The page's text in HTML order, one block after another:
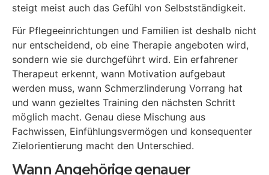
steigt meist auch das Gefühl von Selbstständigkeit.
Für Pflegeeinrichtungen und Familien ist deshalb nicht
nur entscheidend, ob eine Therapie angeboten wird,
sondern wie sie durchgeführt wird. Ein erfahrener
Therapeut erkennt, wann Motivation aufgebaut
werden muss, wann Schmerzlinderung Vorrang hat
und wann gezieltes Training den nächsten Schritt
möglich macht. Genau diese Mischung aus
Fachwissen, Einfühlungsvermögen und konsequenter
Zielorientierung macht den Unterschied.
Wann Angehörige genauer